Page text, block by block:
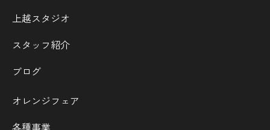
上越スタジオ
スタッフ紹介
ブログ
オレンジフェア
各種事業